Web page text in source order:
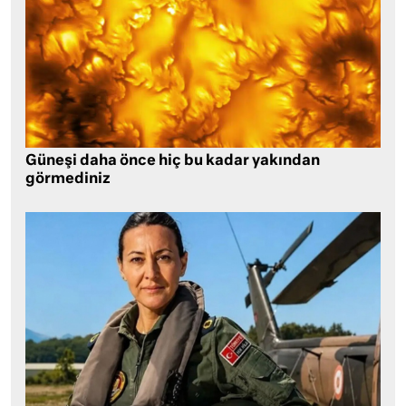
Güneşi daha önce hiç bu kadar yakından
görmediniz